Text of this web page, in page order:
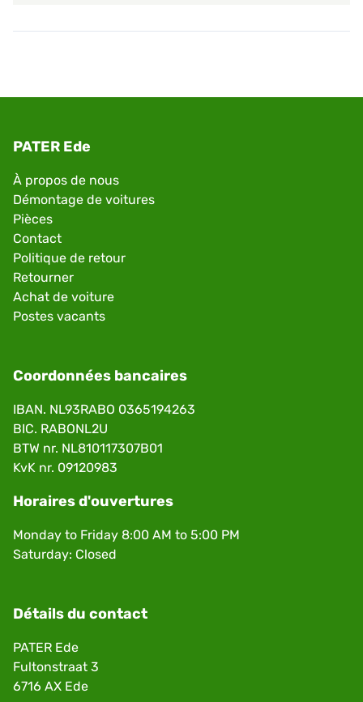
PATER Ede
À propos de nous
Démontage de voitures
Pièces
Contact
Politique de retour
Retourner
Achat de voiture
Postes vacants
Coordonnées bancaires
IBAN. NL93RABO 0365194263
BIC. RABONL2U
BTW nr. NL810117307B01
KvK nr. 09120983
Horaires d'ouvertures
Monday to Friday 8:00 AM to 5:00 PM
Saturday: Closed
Détails du contact
PATER Ede
Fultonstraat 3
6716 AX Ede